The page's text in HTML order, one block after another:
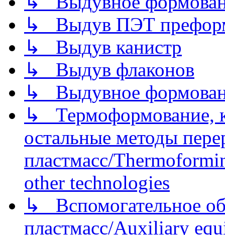
↳ Выдув ПЭТ
↳ Выдув канистр
↳ Выдув флаконов
↳ Выдувное
↳ Термоформование,
остальные методы
пластмасс/
other technologies
↳ Вспомогательное
пластмасс/Auxiliary